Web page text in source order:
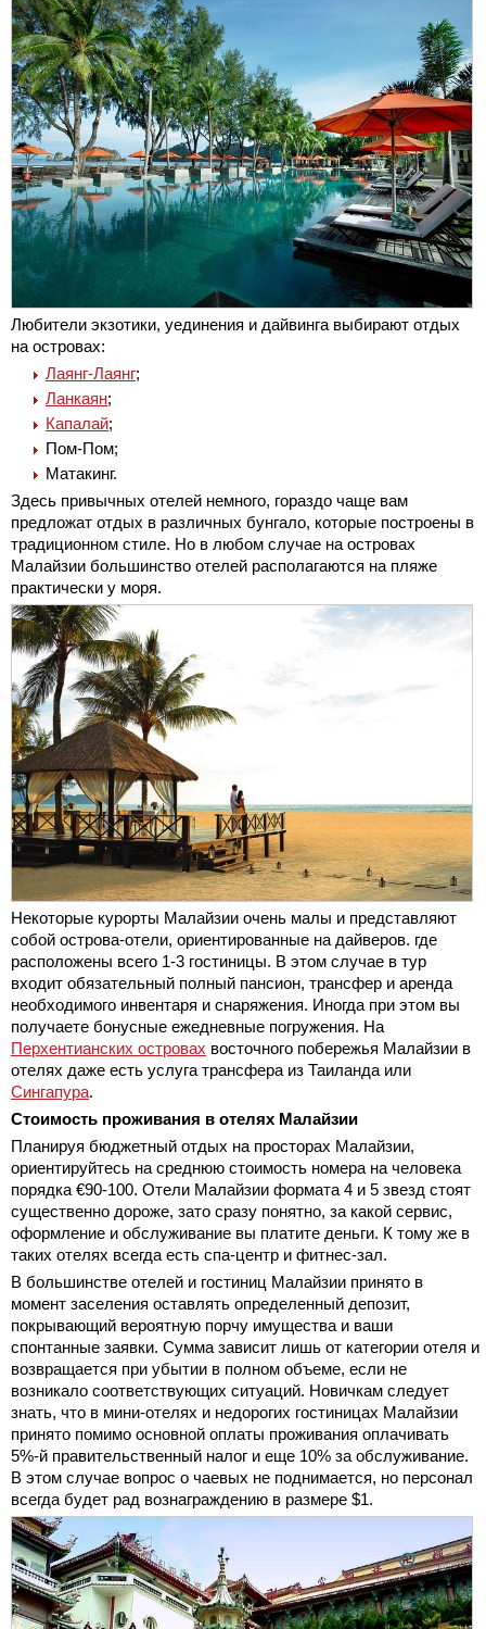
Любители экзотики, уединения и дайвинга выбирают отдых
на островах:
Лаянг-Лаянг;
Ланкаян;
Капалай;
Пом-Пом;
Матакинг.
Здесь привычных отелей немного, гораздо чаще вам
предложат отдых в различных бунгало, которые построены в
традиционном стиле. Но в любом случае на островах
Малайзии большинство отелей располагаются на пляже
практически у моря.
Некоторые курорты Малайзии очень малы и представляют
собой острова-отели, ориентированные на дайверов. где
расположены всего 1-3 гостиницы. В этом случае в тур
входит обязательный полный пансион, трансфер и аренда
необходимого инвентаря и снаряжения. Иногда при этом вы
получаете бонусные ежедневные погружения. На
Перхентианских островах восточного побережья Малайзии в
отелях даже есть услуга трансфера из Таиланда или
Сингапура.
Стоимость проживания в отелях Малайзии
Планируя бюджетный отдых на просторах Малайзии,
ориентируйтесь на среднюю стоимость номера на человека
порядка €90-100. Отели Малайзии формата 4 и 5 звезд стоят
существенно дороже, зато сразу понятно, за какой сервис,
оформление и обслуживание вы платите деньги. К тому же в
таких отелях всегда есть спа-центр и фитнес-зал.
В большинстве отелей и гостиниц Малайзии принято в
момент заселения оставлять определенный депозит,
покрывающий вероятную порчу имущества и ваши
спонтанные заявки. Сумма зависит лишь от категории отеля и
возвращается при убытии в полном объеме, если не
возникало соответствующих ситуаций. Новичкам следует
знать, что в мини-отелях и недорогих гостиницах Малайзии
принято помимо основной оплаты проживания оплачивать
5%-й правительственный налог и еще 10% за обслуживание.
В этом случае вопрос о чаевых не поднимается, но персонал
всегда будет рад вознаграждению в размере $1.